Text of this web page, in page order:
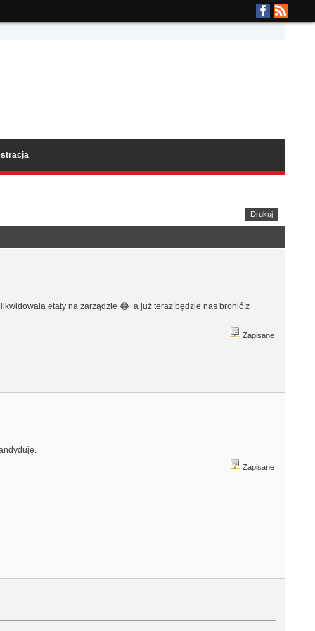
Drukuj
etaty na zarządzie 😂 a już teraz będzie nas bronić z
Zapisane
Zapisane